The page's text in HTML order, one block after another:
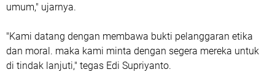
umum," ujarnya.
"Kami datang dengan membawa bukti pelanggaran etika
dan moral. maka kami minta dengan segera mereka untuk
di tindak lanjuti," tegas Edi Supriyanto.